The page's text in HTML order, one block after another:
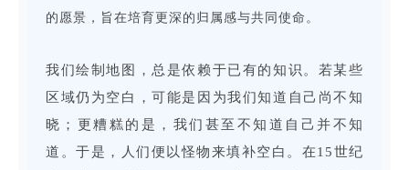
的愿景，旨在培育更深的归属感与共同使命。
我们绘制地图，总是依赖于已有的知识。若某些
区域仍为空白，可能是因为我们知道自己尚不知
晓；更糟糕的是，我们甚至不知道自己并不知
道。于是，人们便以怪物来填补空白。在15世纪